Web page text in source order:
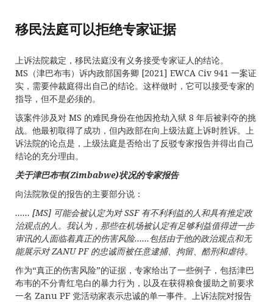
移民法庭可以拒绝专家证据
上诉法院裁定，移民法庭没有义务接受专家证人的结论。
MS（津巴布韦）诉内政部国务卿 [2021] EWCA Civ 941 一案证
实，需要仲裁庭得出自己的结论。这样做时，它可以接受专家的
指导，但不是必须的。
该案件涉及对 MS 的难民身份在他因抢劫入狱 8 年后被剥夺的挑
战。他最初取得了成功，但内政部在向上级法庭上诉时胜诉。上
诉法院的论点是，上级法庭是否给出了反驳专家报告并得出自己
结论的充分理由。
关于津巴布韦(Zimbabwe)状况的专家报告
向法院敦促的报告的主要部分说：
…… [MS] 可能会被认定为对SSF 有不利利益的人和具有推定政
治观点的人。我认为，那些在机场被认定有足够利益值得进一步
审讯的人面临着真正的伤害风险……包括由于他的政治观点和无
能展示对ZANU PF 的忠诚而被任意逮捕、拘留、酷刑和虐待。
作为“真正的伤害风险”的证据，专家给出了一些例子，包括津巴
布韦的不分青红皂白的暴力行为，以及在获得粮食援助之前要求
一名 Zanu PF 党活动家表示忠诚的单一事件。上诉法院对报告